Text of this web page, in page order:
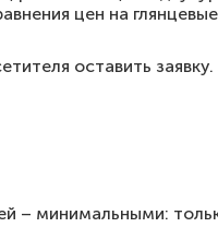
цен на
оставить
– минимальными: